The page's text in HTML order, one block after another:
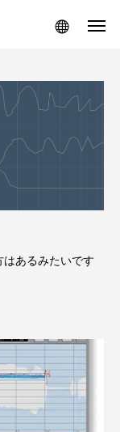
あるみたいです